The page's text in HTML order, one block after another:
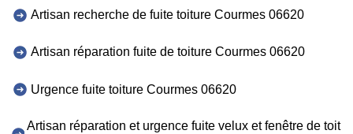
Artisan recherche de fuite toiture Courmes 06620
Artisan réparation fuite de toiture Courmes 06620
Urgence fuite toiture Courmes 06620
Artisan réparation et urgence fuite velux et fenêtre de toit